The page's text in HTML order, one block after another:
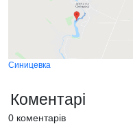
Синицевка
Коментарі
0 коментарів